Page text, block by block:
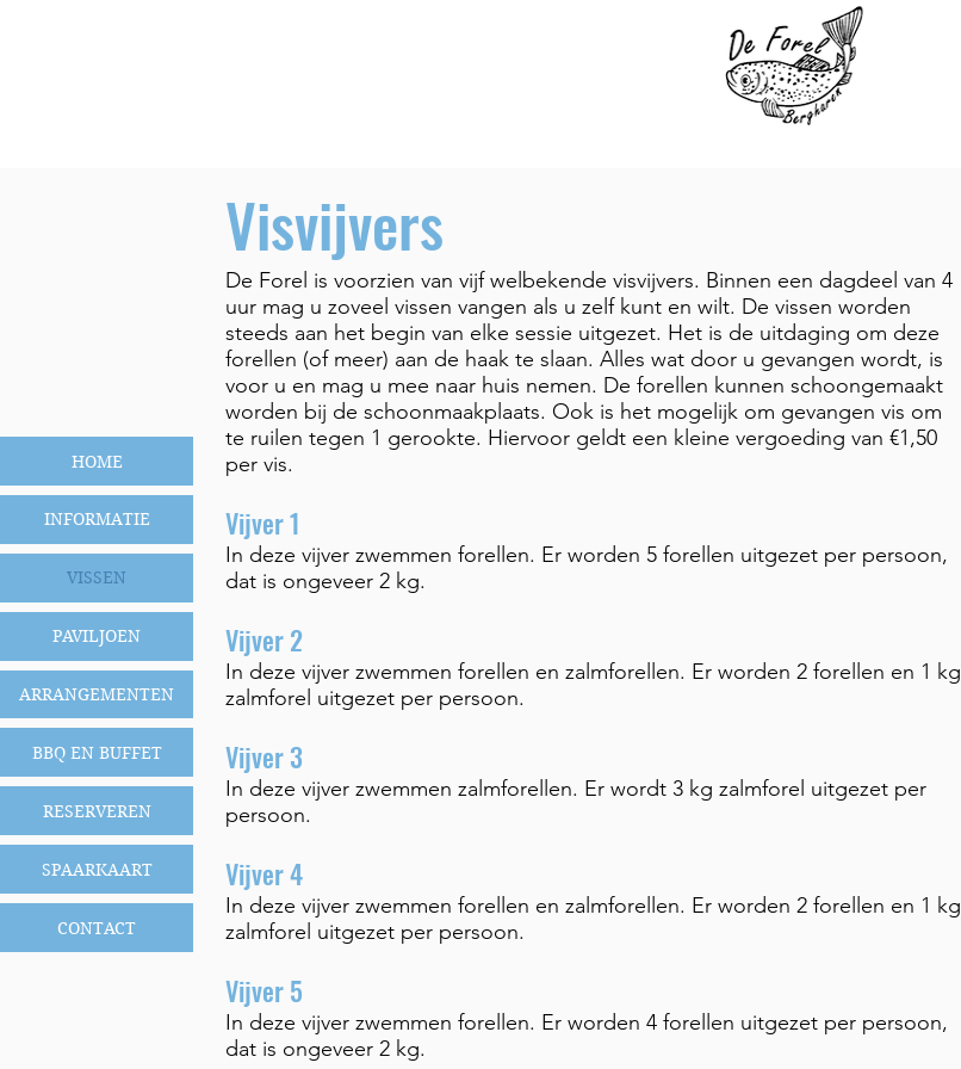
HOME
INFORMATIE
VISSEN
PAVILJOEN
ARRANGEMENTEN
BBQ EN BUFFET
RESERVEREN
SPAARKAART
CONTACT
Visvijvers
De Forel is voorzien van vijf welbekende visvijvers. Binnen een dagdeel van 4
uur mag u zoveel vissen vangen als u zelf kunt en wilt. De vissen worden
steeds aan het begin van elke sessie uitgezet. Het is de uitdaging om deze
forellen (of meer) aan de haak te slaan. Alles wat door u gevangen wordt, is
voor u en mag u mee naar huis nemen. De forellen kunnen schoongemaakt
worden bij de schoonmaakplaats. Ook is het mogelijk om gevangen vis om
te ruilen tegen 1 gerookte. Hiervoor geldt een kleine vergoeding van €1,50
per vis.
Vijver 1
In deze vijver zwemmen forellen. Er worden 5 forellen uitgezet per persoon,
dat is ongeveer 2 kg.
Vijver 2
In deze vijver zwemmen forellen en zalmforellen. Er worden 2 forellen en 1 kg
zalmforel uitgezet per persoon.
Vijver 3
In deze vijver zwemmen zalmforellen. Er wordt 3 kg zalmforel uitgezet per
persoon.
Vijver 4
In deze vijver zwemmen forellen en zalmforellen. Er worden 2 forellen en 1 kg
zalmforel uitgezet per persoon.
Vijver 5
In deze vijver zwemmen forellen. Er worden 4 forellen uitgezet per persoon,
dat is ongeveer 2 kg.